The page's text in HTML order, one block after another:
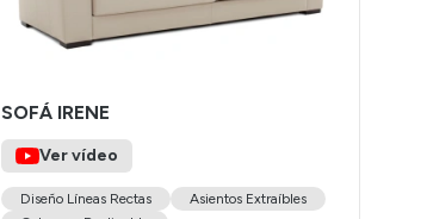
SOFÁ IRENE
Ver vídeo
Diseño Líneas Rectas
Asientos Extraíbles